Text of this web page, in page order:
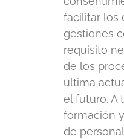
facilitar los
gestiones
requisito
de los
última
el futuro. A
formación
de